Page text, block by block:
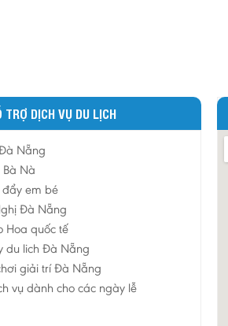
TRỢ DỊCH VỤ DU LỊCH
Nẵng
Bà Nà
đẩy em bé
Đà Nẵng
Hoa quốc tế
du lich Đà Nẵng
giải trí Đà Nẵng
vụ dành cho các ngày lễ